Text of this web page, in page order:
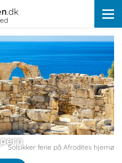
.dk
Solsikker ferie på Afrodites hjemø